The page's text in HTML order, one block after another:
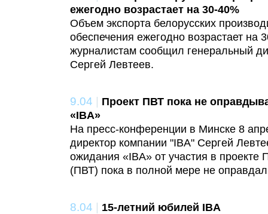
ежегодно возрастает на 30-40%
Объем экспорта белорусских
обеспечения ежегодно возрастает на
журналистам сообщил генеральный
Сергей Левтеев.
9.04 | Проект ПВТ пока не
«IBA»
На пресс-конференции в Минске 8
директор компании "IBA" Сергей
ожидания «IBA» от участия в проекте
(ПВТ) пока в полной мере не
8.04 | 15-летний юбилей IBA